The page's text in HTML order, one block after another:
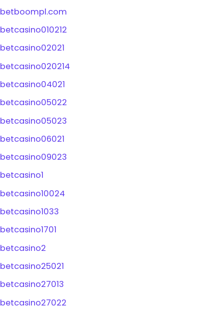
betboompl.com
betcasino010212
betcasino02021
betcasino020214
betcasino04021
betcasino05022
betcasino05023
betcasino06021
betcasino09023
betcasino1
betcasino10024
betcasino1033
betcasino1701
betcasino2
betcasino25021
betcasino27013
betcasino27022